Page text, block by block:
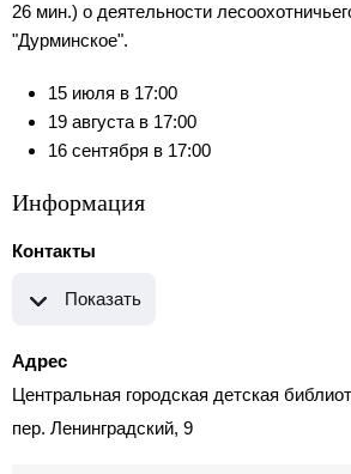
26 мин.) о деятельности
"Дурминское".
15 июля в 17:00
19 августа в 17:00
16 сентября в 17:00
Информация
Контакты
Показать
Адрес
Центральная городская детская
пер. Ленинградский, 9